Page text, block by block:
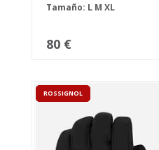
Tamaño: L M XL
80 €
ROSSIGNOL